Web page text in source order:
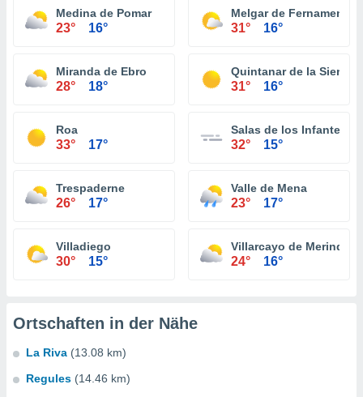
Medina de Pomar
23° 16°
Melgar de Fernamental
31° 16°
Miranda de Ebro
28° 18°
Quintanar de la Sierra
31° 16°
Roa
33° 17°
Salas de los Infantes
32° 15°
Trespaderne
26° 17°
Valle de Mena
23° 17°
Villadiego
30° 15°
Villarcayo de Merindad
24° 16°
Ortschaften in der Nähe
La Riva (13.08 km)
Regules (14.46 km)